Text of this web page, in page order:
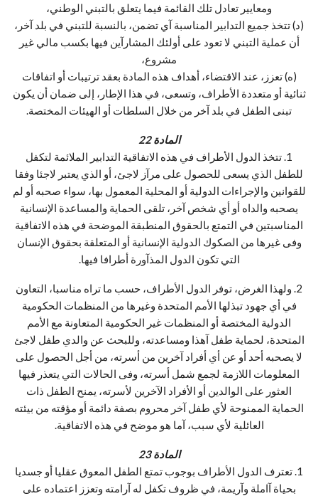
ومعايير تعادل تلك القائمة فيما يتعلق بالتبني الوطني،
(د) تتخذ جميع التدابير المناسبة آي تضمن، بالنسبة للتبني في بلد آخر،
أن عملية التبني لا تعود على أولئك المشارآين فيها بكسب مالي غير
مشروع،
(ه) تعزز، عند الاقتضاء، أهداف هذه المادة بعقد ترتيبات أو اتفاقات
ثنائية أو متعددة الأطراف، وتسعى، في هذا الإطار، إلى ضمان أن يكون
تبنى الطفل في بلد آخر من خلال السلطات أو الهيئات المختصة.
المادة 22
1. تتخذ الدول الأطراف في هذه الاتفاقية التدابير الملائمة لتكفل
للطفل الذي يسعى للحصول على مرآز لاجئ، أو الذي يعتبر لاجئا وفقا
للقوانين والإجراءات الدولية أو المحلية المعمول بها، سواء صحبه أو لم
يصحبه والداه أو أي شخص آخر، تلقى الحماية والمساعدة الإنسانية
المناسبتين في التمتع بالحقوق المنطبقة الموضحة في هذه الاتفاقية
وفى غيرها من الصكوك الدولية الإنسانية أو المتعلقة بحقوق الإنسان
التي تكون الدول المذآورة أطرافا فيها.
2. ولهذا الغرض، توفر الدول الأطراف، حسب ما تراه مناسبا، التعاون
في أي جهود تبذلها الأمم المتحدة وغيرها من المنظمات الحكومية
الدولية المختصة أو المنظمات غير الحكومية المتعاونة مع الأمم
المتحدة، لحماية طفل آهذا ومساعدته، وللبحث عن والدي طفل لاجئ
لا يصحبه أحد أو عن أي أفراد آخرين من أسرته، من أجل الحصول على
المعلومات اللازمة لجمع شمل أسرته، وفى الحالات التي يتعذر فيها
العثور على الوالدين أو الأفراد الآخرين لأسرته، يمنح الطفل ذات
الحماية الممنوحة لأي طفل آخر محروم بصفة دائمة أو مؤقته من بيئته
العائلية لأي سبب، آما هو موضح في هذه الاتفاقية.
المادة 23
1. تعترف الدول الأطراف بوجوب تمتع الطفل المعوق عقليا أو جسديا
بحياة آاملة وآريمة، في ظروف تكفل له آرامته وتعزز اعتماده على